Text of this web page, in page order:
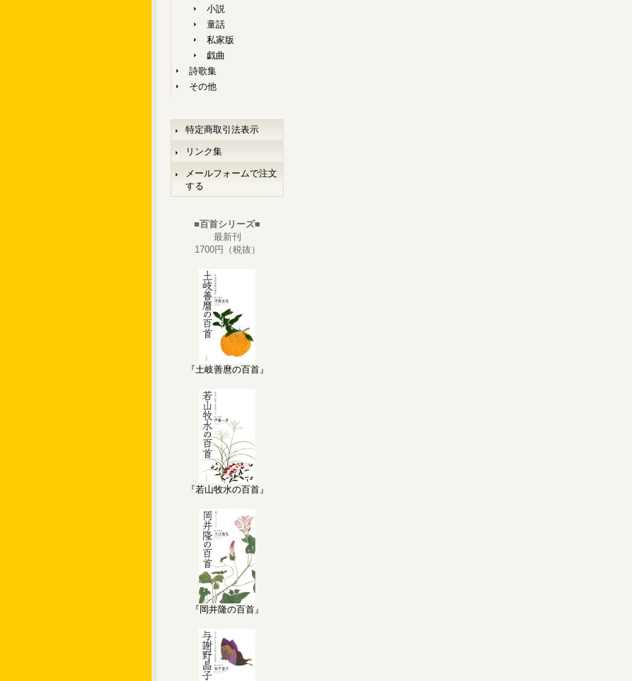
小説
童話
私家版
戯曲
詩歌集
その他
特定商取引法表示
リンク集
メールフォームで注文
する
■百首シリーズ■
最新刊
1700円（税抜）
『土岐善麿の百首』
『若山牧水の百首』
『岡井隆の百首』